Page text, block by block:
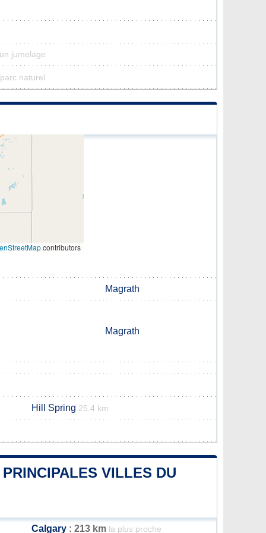
jumelage
naturel
contributors
Magrath
Magrath
Hill Spring 25.4 km
VILLES DU
Calgary : 213 km la plus proche